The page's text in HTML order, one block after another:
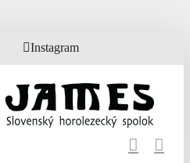
Instagram